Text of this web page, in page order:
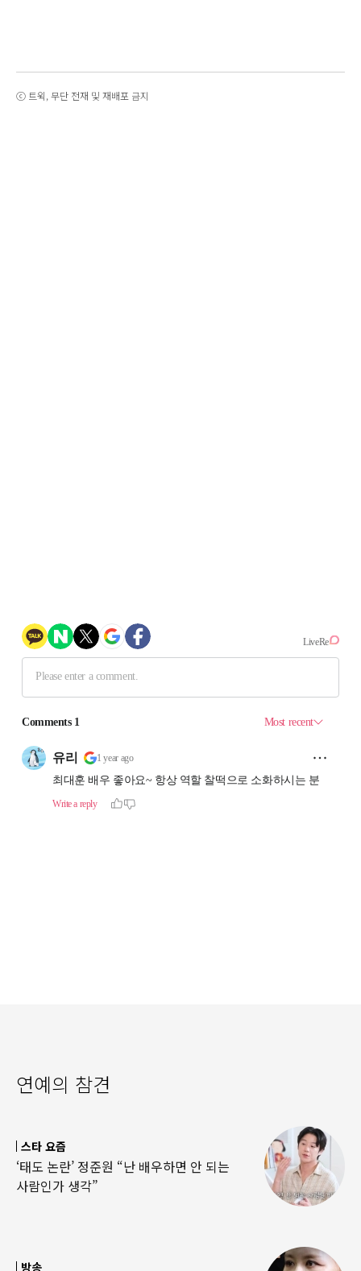
ⓒ 트윅, 무단 전재 및 재배포 금지
연예의 참견
스타 요즘
‘태도 논란’ 정준원 “난 배우하면 안 되는
사람인가 생각”
방송